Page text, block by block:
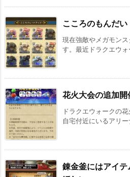
こころのもんだい
現在強敵やメガモン
す。最近ドラクエウ
花火大会の追加開
ドラクエウォークの
自宅付近にいるアリ
錬金釜にはアイ